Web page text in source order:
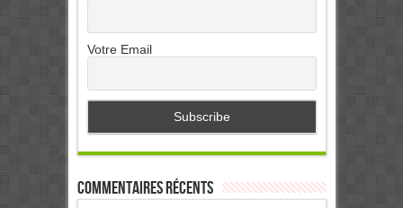
Votre Email
Commentaires récents